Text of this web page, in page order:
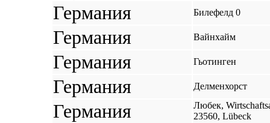
Германия Билефелд 0
Германия Вайнхайм
Германия Гьотинген
Германия Делменхорст
Германия
Любек,
23560, Lübeck